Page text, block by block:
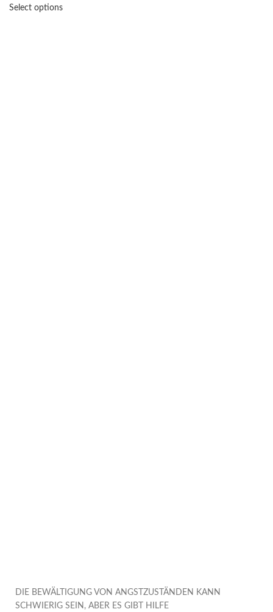
Select options
DIE BEWÄLTIGUNG VON ANGSTZUSTÄNDEN KANN
SCHWIERIG SEIN, ABER ES GIBT HILFE